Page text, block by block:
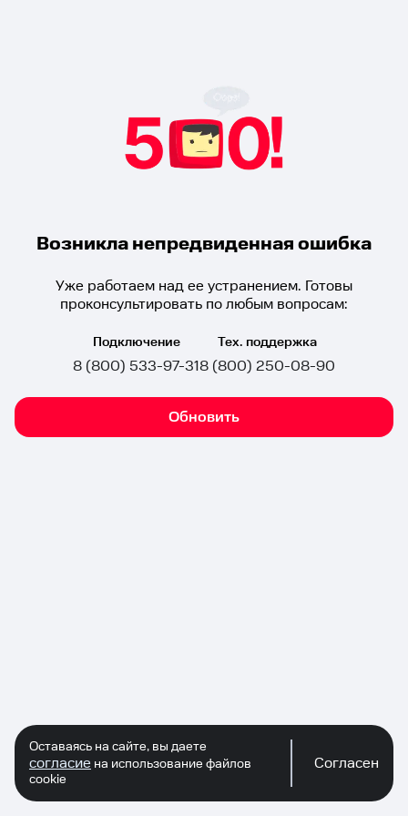
Возникла непредвиденная ошибка
Уже работаем над ее устранением. Готовы
проконсультировать по любым вопросам:
Подключение
8 (800) 533-97-31
Тех. поддержка
8 (800) 250-08-90
Обновить
Оставаясь на сайте, вы даете
согласие на использование файлов
cookie
Согласен